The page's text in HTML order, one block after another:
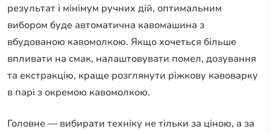
результат і мінімум ручних дій, оптимальним
вибором буде автоматична кавомашина з
вбудованою кавомолкою. Якщо хочеться більше
впливати на смак, налаштовувати помел, дозування
та екстракцію, краще розглянути ріжкову кавоварку
в парі з окремою кавомолкою.
Головне — вибирати техніку не тільки за ціною, а за